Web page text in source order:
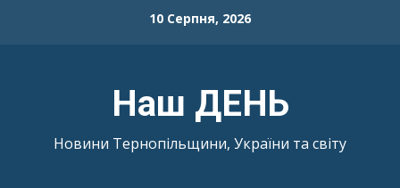
10 Серпня, 2026
Наш ДЕНЬ
Новини Тернопільщини, України та світу